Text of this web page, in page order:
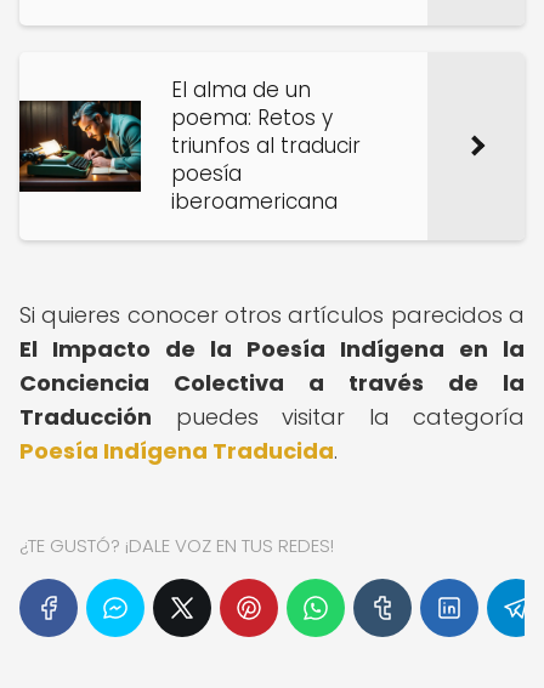
El alma de un
poema: Retos y
triunfos al traducir
poesía
iberoamericana
Si quieres conocer otros artículos parecidos a
El Impacto de la Poesía Indígena en la
Conciencia Colectiva a través de la
Traducción puedes visitar la categoría
Poesía Indígena Traducida.
¿TE GUSTÓ? ¡DALE VOZ EN TUS REDES!